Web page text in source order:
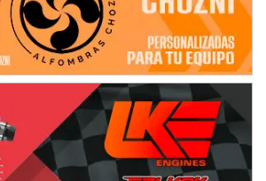
- F6